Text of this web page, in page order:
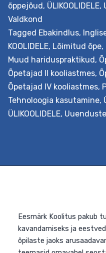
õppejõud, ÜLIKOOLIDELE,
Valdkond
Tagged Ebakindlus,
KOOLIDELE, Lõimitud õpe,
Muud hariduspraktikud,
Õpetajad II kooliastmes,
Õpetajad IV kooliastmes,
Tehnoloogia kasutamine,
ÜLIKOOLIDELE,